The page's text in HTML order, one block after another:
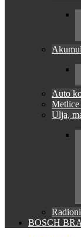
Auto
Metlice
Ulja,
BOSCH